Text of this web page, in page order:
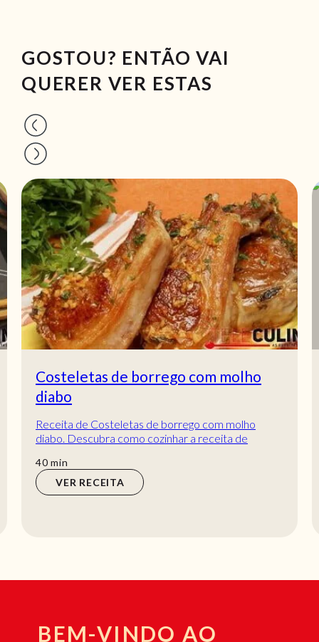
GOSTOU? ENTÃO VAI
QUERER VER ESTAS
Costeletas de borrego com molho
diabo
Receita de Costeletas de borrego com molho
diabo. Descubra como cozinhar a receita de
maneira práti...
40min
min
VER RECEITA
BEM-VINDO AO